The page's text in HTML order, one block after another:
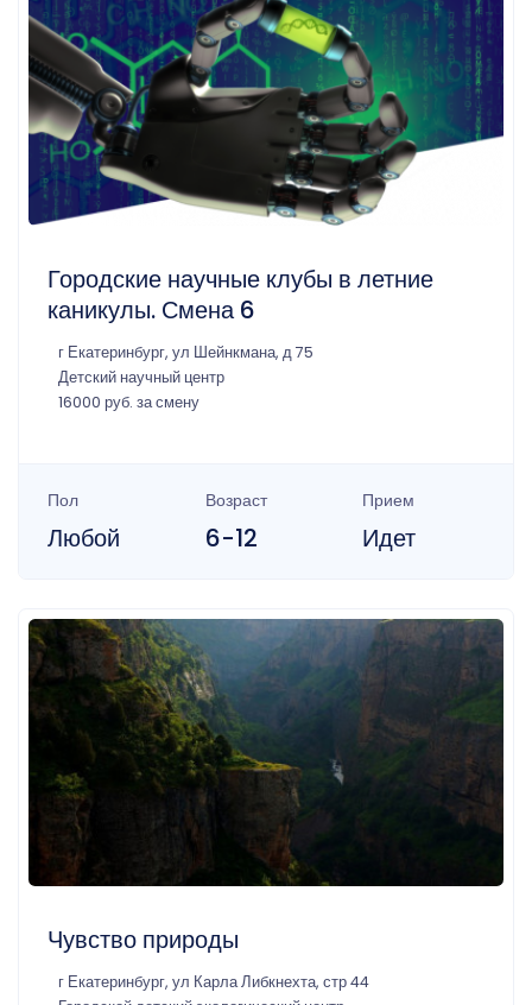
Городские научные клубы в летние
каникулы. Смена 6
г Екатеринбург, ул Шейнкмана, д 75
Детский научный центр
16000 руб. за смену
Пол
Любой
Возраст
6-12
Прием
Идет
Чувство природы
г Екатеринбург, ул Карла Либкнехта, стр 44